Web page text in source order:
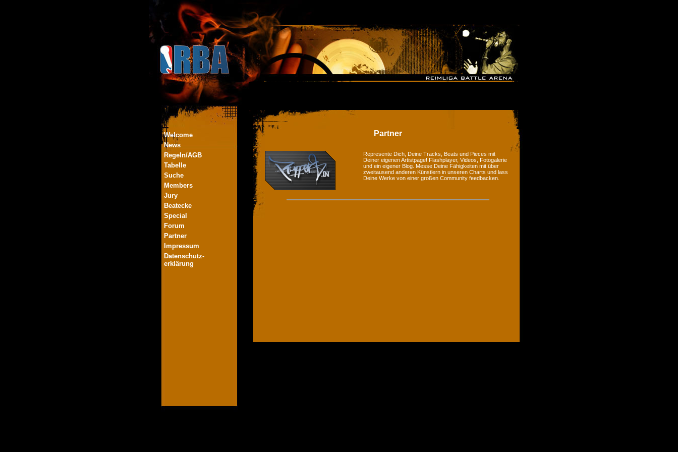
Welcome
News
Regeln/AGB
Tabelle
Suche
Members
Jury
Beatecke
Special
Forum
Partner
Impressum
Datenschutz-
erklärung
Partner
Represente Dich, Deine Tracks, Beats und Pieces mit
Deiner eigenen Artistpage! Flashplayer, Videos, Fotogalerie
und ein eigener Blog. Messe Deine Fähigkeiten mit über
zweitausend anderen Künstlern in unseren Charts und lass
Deine Werke von einer großen Community feedbacken.